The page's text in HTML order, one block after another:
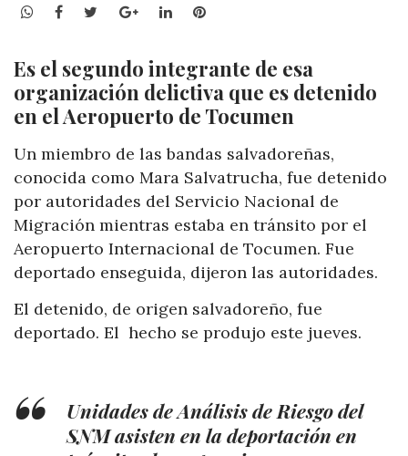
WhatsApp
Facebook
TwitterGoogle+LinkedInPinterest
Es el segundo integrante de esa
organización delictiva que es detenido
en el Aeropuerto de Tocumen
Un miembro de las bandas salvadoreñas,
conocida como Mara Salvatrucha, fue detenido
por autoridades del Servicio Nacional de
Migración mientras estaba en tránsito por el
Aeropuerto Internacional de Tocumen. Fue
deportado enseguida, dijeron las autoridades.
El detenido, de origen salvadoreño, fue
deportado. El hecho se produjo este jueves.
Unidades de Análisis de Riesgo del
SNM asisten en la deportación en